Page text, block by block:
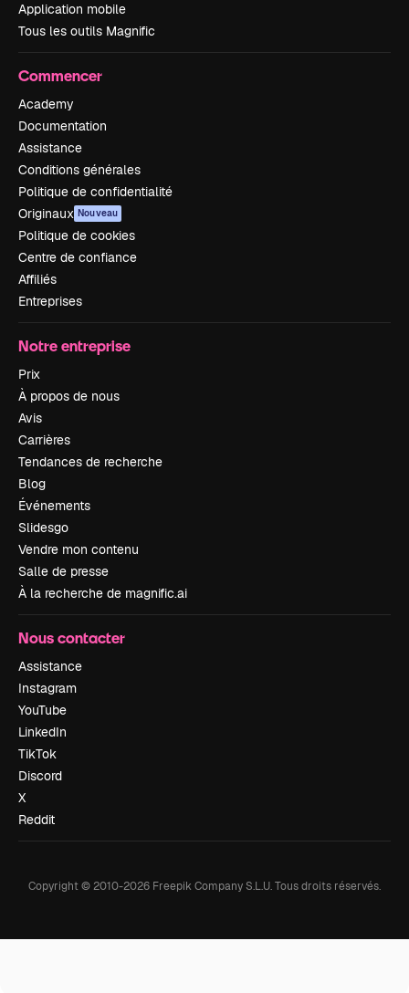
Application mobile
Tous les outils Magnific
Commencer
Academy
Documentation
Assistance
Conditions générales
Politique de confidentialité
Originaux Nouveau
Politique de cookies
Centre de confiance
Affiliés
Entreprises
Notre entreprise
Prix
À propos de nous
Avis
Carrières
Tendances de recherche
Blog
Événements
Slidesgo
Vendre mon contenu
Salle de presse
À la recherche de magnific.ai
Nous contacter
Assistance
Instagram
YouTube
LinkedIn
TikTok
Discord
X
Reddit
Copyright © 2010-2026 Freepik Company S.L.U.Tous droits réservés.